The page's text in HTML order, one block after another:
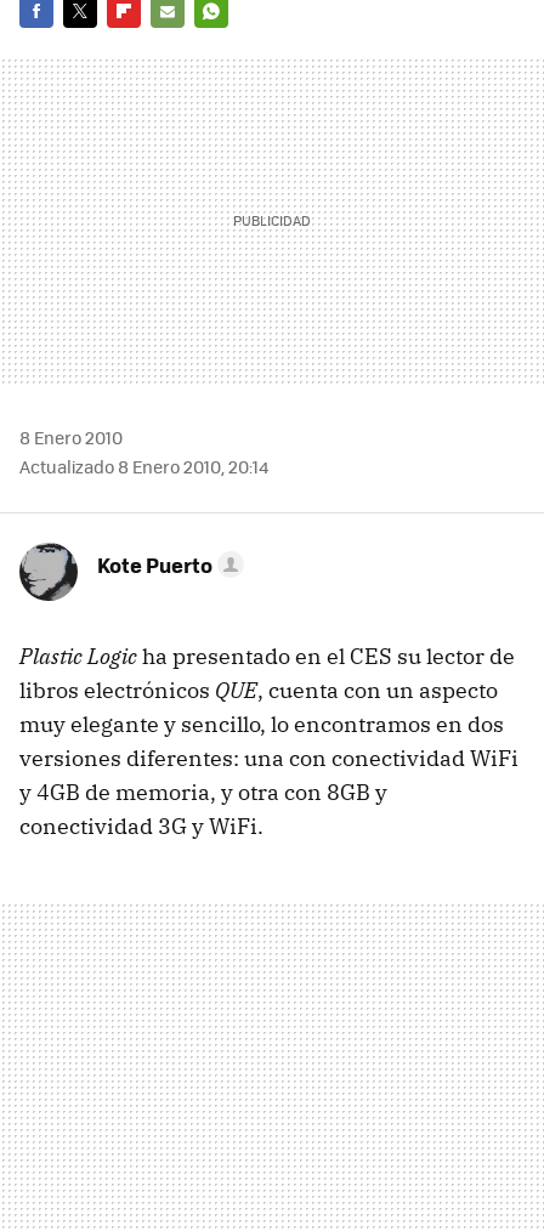
MAIL
8 Enero 2010
Actualizado 8 Enero 2010, 20:14
Kote Puerto
Plastic Logicha presentado en el CES su lector de
libros electrónicos QUE, cuenta con un aspecto
muy elegante y sencillo, lo encontramos en dos
versiones diferentes: una con conectividad WiFi
y 4GB de memoria, y otra con 8GB y
conectividad 3G y WiFi.